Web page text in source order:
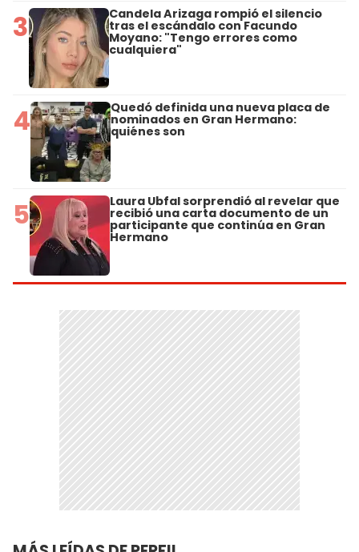
3 Candela Arizaga rompió el silencio
tras el escándalo con Facundo
Moyano: "Tengo errores como
cualquiera"
4 Quedó definida una nueva placa de
nominados en Gran Hermano:
quiénes son
5 Laura Ubfal sorprendió al revelar que
recibió una carta documento de un
participante que continúa en Gran
Hermano